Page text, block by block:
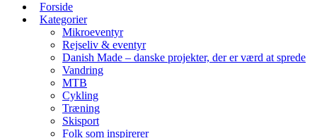
Forside
Kategorier
Mikroeventyr
Rejseliv & eventyr
Danish Made – danske projekter, der er værd at sprede
Vandring
MTB
Cykling
Træning
Skisport
Folk som inspirerer